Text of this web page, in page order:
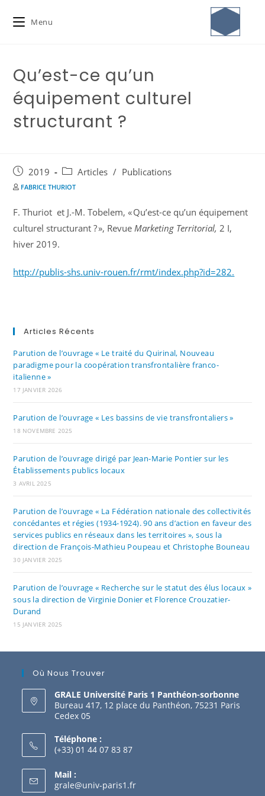
Menu
Qu’est-ce qu’un
équipement culturel
structurant ?
2019 Articles / Publications
FABRICE THURIOT
F. Thuriot et J.-M. Tobelem, « Qu’est-ce qu’un équipement
culturel structurant ? », RevueMarketing Territorial, 2 I,
hiver 2019.
http://publis-shs.univ-rouen.fr/rmt/index.php?id=282.
Articles Récents
Parution de l’ouvrage « Le traité du Quirinal, Nouveau
paradigme pour la coopération transfrontalière franco-
italienne »
17 JANVIER 2026
Parution de l’ouvrage « Les bassins de vie transfrontaliers »
18 NOVEMBRE 2025
Parution de l’ouvrage dirigé par Jean-Marie Pontier sur les
Établissements publics locaux
3 AVRIL 2025
Parution de l’ouvrage « La Fédération nationale des collectivités
concédantes et régies (1934-1924). 90 ans d’action en faveur des
services publics en réseaux dans les territoires », sous la
direction de François-Mathieu Poupeau et Christophe Bouneau
30 JANVIER 2025
Parution de l’ouvrage « Recherche sur le statut des élus locaux »
sous la direction de Virginie Donier et Florence Crouzatier-
Durand
15 JANVIER 2025
Où Nous Trouver
GRALE Université Paris 1 Panthéon-sorbonne
Bureau 417, 12 place du Panthéon, 75231 Paris
Cedex 05
Téléphone :
(+33) 01 44 07 83 87
Mail :
grale@univ-paris1.fr